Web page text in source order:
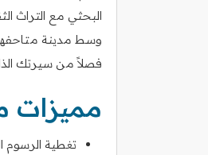
البحثي مع التراث
وسط مدينة
فصلاً من سيرتك
مميزات
تغطية الرسوم